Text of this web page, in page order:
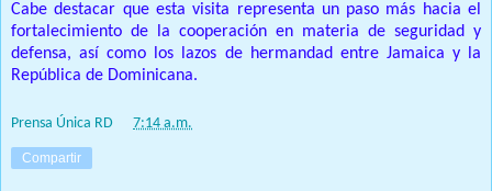
Cabe destacar que esta visita representa un paso más hacia el
fortalecimiento de la cooperación en materia de seguridad y
defensa, así como los lazos de hermandad entre Jamaica y la
República de Dominicana.
Prensa Única RD 7:14 a.m.
Compartir